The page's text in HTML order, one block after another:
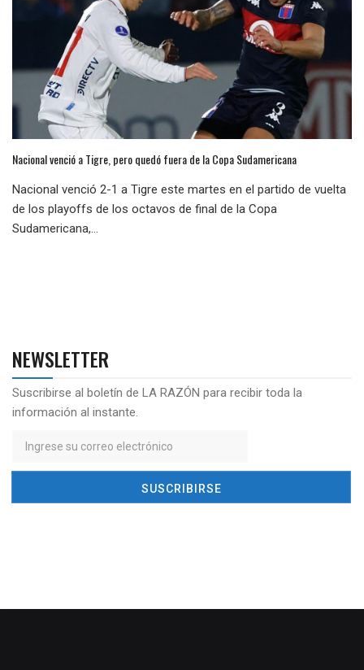
Nacional venció a Tigre, pero quedó fuera de la Copa Sudamericana
Nacional venció 2-1 a Tigre este martes en el partido de vuelta
de los playoffs de los octavos de final de la Copa
Sudamericana,...
NEWSLETTER
Suscribirse al boletín de LA RAZÓN para recibir toda la
información al instante.